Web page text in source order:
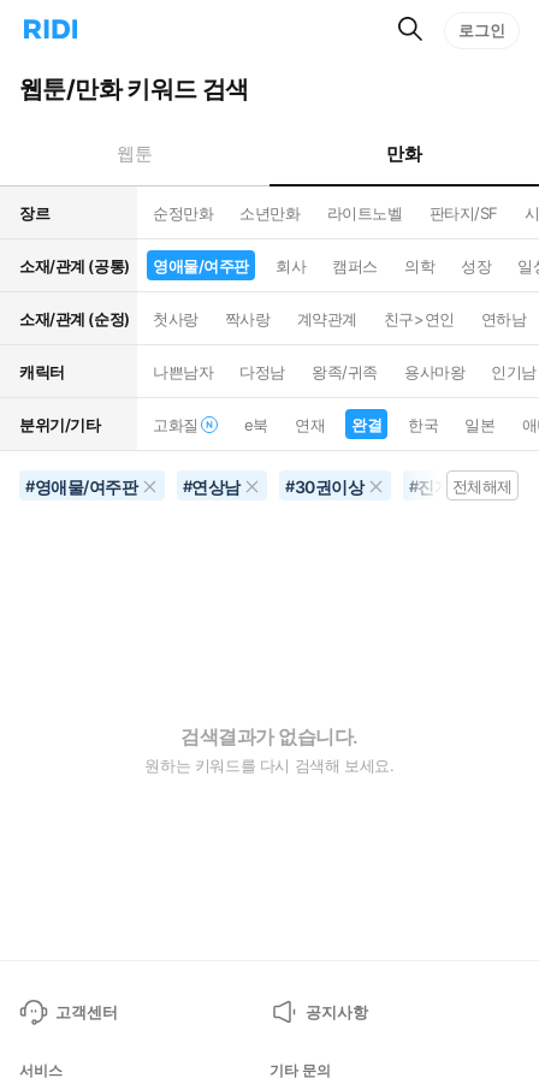
리
홈
으
턴
트
검
로그인
웹툰/만화 키워드 검색
웹툰 만화
장르 순정만화 소년만화 라이트노벨 판타지/SF
소재/관계 (공통) 영애물/여주판 회사 캠퍼스 의학 성장 일
소재/관계 (순정) 첫사랑 짝사랑 계약관계 친구>연인 연하남
캐릭터 나쁜남자 다정남 왕족/귀족 용사마왕 인기남
분위기/기타 고화질 e북 연재 완결 한국 일본
#영애물/여주판 #연상남 #30권이상 #진지함전체해제
검색결과가 없습니다.
원하는 키워드를 다시 검색해 보세요.
고객센터 공지사항
서비스 기타 문의